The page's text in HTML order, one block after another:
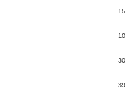
15
10
30
39